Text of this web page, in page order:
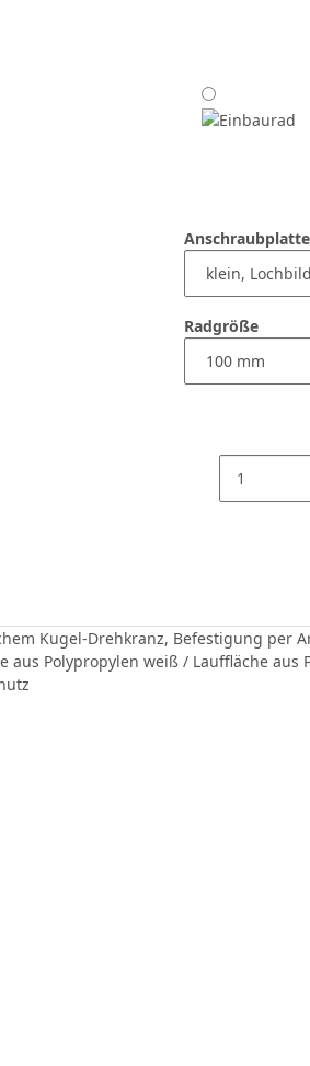
Anschraubplatte
Radgröße
Kugel-Drehkranz, Befestigung per
aus Polypropylen weiß / Lauffläche